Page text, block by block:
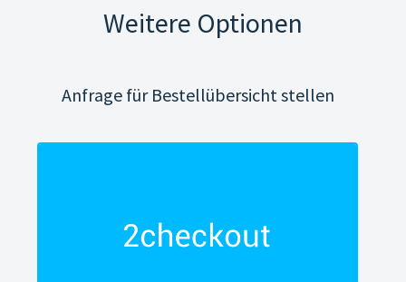
Weitere Optionen
Anfrage für Bestellübersicht stellen